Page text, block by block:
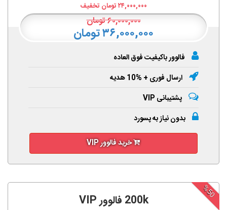
۲۴,۰۰۰,۰۰۰تومان تخفیف
۶۰,۰۰۰,۰۰۰تومان
۳۶,۰۰۰,۰۰۰ تومان
فالوور باکیفیت فوق العاده
ارسال فوری + %10 هدیه
پشتیبانی VIP
بدون نیاز به پسورد
خرید فالوور VIP
%50
200k فالوور VIP